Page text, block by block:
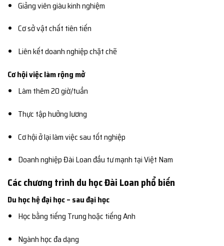
Giảng viên giàu kinh nghiệm
Cơ sở vật chất tiên tiến
Liên kết doanh nghiệp chặt chẽ
Cơ hội việc làm rộng mở
Làm thêm 20 giờ/tuần
Thực tập hưởng lương
Cơ hội ở lại làm việc sau tốt nghiệp
Doanh nghiệp Đài Loan đầu tư mạnh tại Việt Nam
Các chương trình du học Đài Loan phổ biến
Du học hệ đại học – sau đại học
Học bằng tiếng Trung hoặc tiếng Anh
Ngành học đa dạng